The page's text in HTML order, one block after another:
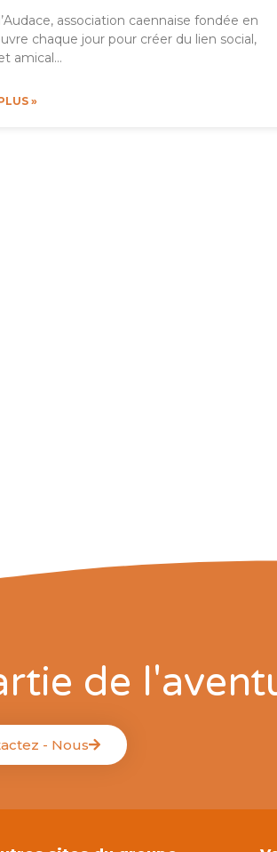
association caennaise fondée en
chaque jour pour créer du lien social,
amical…
»
de
- Nous